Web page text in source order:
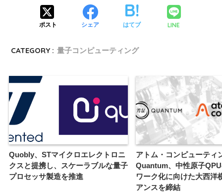
ポスト シェア はてブ LINE
CATEGORY : 量子コンピューティング
Quobly、STマイクロエレクトロニ
クスと提携し、スケーラブルな量子
プロセッサ製造を推進
アトム・コンピューティ
Quantum、中性原子
ワーク化に向けた大西洋
アンスを締結